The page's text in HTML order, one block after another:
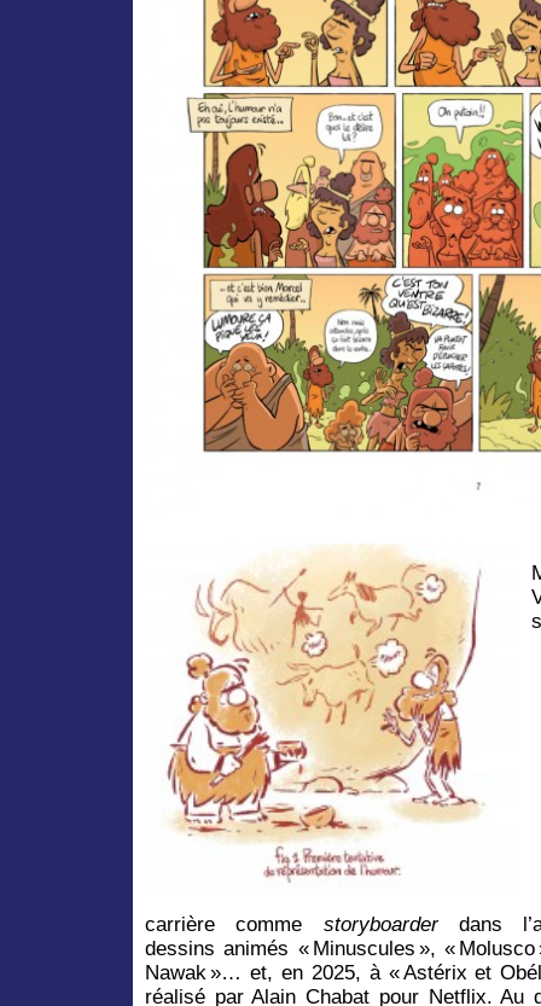
carrière comme storyboarderdans
dessins animés « Minuscules », «
Nawak »… et, en 2025, à « Astérix et
réalisé par Alain Chabat pour Netflix. Au